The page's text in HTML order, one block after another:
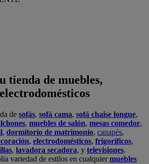
tienda de muebles,
de sofás, sofá cama, sofá chaise longue,
, muebles de salón, mesas comedor,
, dormitorio de matrimonio, canapés,
, electrodomésticos, frigoríficos,
, lavadora secadora, y televisiones.
variedad de estilos en cualquiermuebles